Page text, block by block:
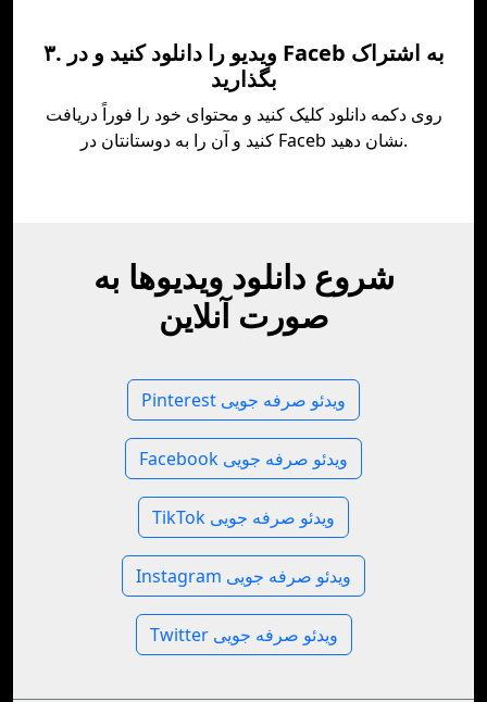
۳. ویدیو را دانلود کنید و در Faceb به اشتراک
بگذارید
روی دکمه دانلود کلیک کنید و محتوای خود را فوراً دریافت
کنید و آن را به دوستانتان در Faceb نشان دهید.
شروع دانلود ویدیوها به
صورت آنلاین
Pinterest ویدئو صرفه جویی
Facebook ویدئو صرفه جویی
TikTok ویدئو صرفه جویی
Instagram ویدئو صرفه جویی
Twitter ویدئو صرفه جویی